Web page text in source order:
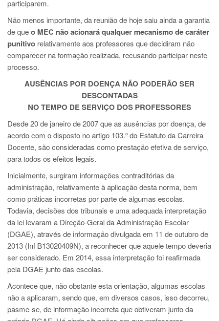
participarem.
Não menos importante, da reunião de hoje saiu ainda a garantia
de queo MEC não acionará qualquer mecanismo de caráter
punitivo relativamente aos professores que decidiram não
comparecer na formação realizada, recusando participar neste
processo.
AUSÊNCIAS POR DOENÇA NÃO PODERÃO SER
DESCONTADAS
NO TEMPO DE SERVIÇO DOS PROFESSORES
Desde 20 de janeiro de 2007 que as ausências por doença, de
acordo com o disposto no artigo 103.º do Estatuto da Carreira
Docente, são consideradas como prestação efetiva de serviço,
para todos os efeitos legais.
Inicialmente, surgiram informações contraditórias da
administração, relativamente à aplicação desta norma, bem
como práticas incorretas por parte de algumas escolas.
Todavia, decisões dos tribunais e uma adequada interpretação
da lei levaram a Direção-Geral da Administração Escolar
(DGAE), através de informação divulgada em 11 de outubro de
2013 (Inf B13020409N), a reconhecer que aquele tempo deveria
ser considerado. Em 2014, essa interpretação foi reafirmada
pela DGAE junto das escolas.
Acontece que, não obstante esta orientação, algumas escolas
não a aplicaram, sendo que, em diversos casos, isso decorreu,
pasme-se, de informação incorreta que obtiveram junto da